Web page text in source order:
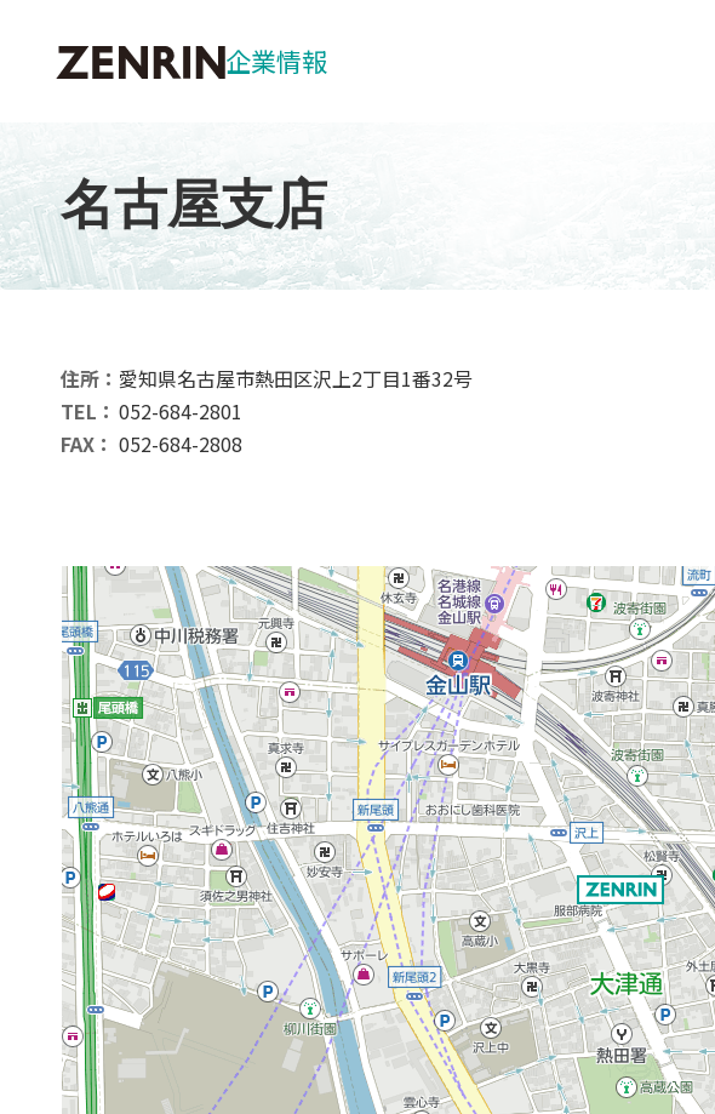
企業情報
企業概要
事業紹介
マーケティングソリューション事業
公共ソリューション事業
IR情報
サステナビリティ
ガバナンス：Governance
名古屋支店
住所： 愛知県名古屋市熱田区沢上2丁目1番32号
TEL： 052-684-2801
FAX： 052-684-2808